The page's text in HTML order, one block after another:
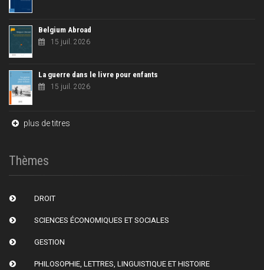
Belgium Abroad
15 juil. 2026
La guerre dans le livre pour enfants
15 juil. 2026
plus de titres
Thèmes
DROIT
SCIENCES ÉCONOMIQUES ET SOCIALES
GESTION
PHILOSOPHIE, LETTRES, LINGUISTIQUE ET HISTOIRE